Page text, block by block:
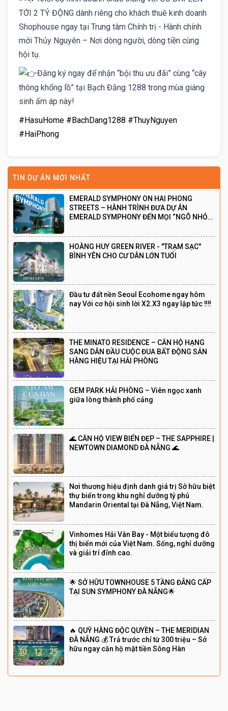
TỚI 2 TỶ ĐỘNG dành riêng cho khách thuê kinh doanh
Shophouse ngay tại Trung tâm Chính trị - Hành chính
mới Thủy Nguyên – Nơi dòng người, dòng tiền cùng
hội tụ.
Đăng ký ngay để nhận “bội thu ưu đãi” cùng “cây
thông khổng lồ” tại Bạch Đằng 1288 trong mùa giáng
sinh ấm áp này!
#HasuHome #BachDang1288 #ThuyNguyen
#HaiPhong
TIN DỰ ÁN MỚI NHẤT
EMERALD SYMPHONY ON HAI PHONG
STREETS – HÀNH TRÌNH ĐƯA DỰ ÁN
EMERALD SYMPHONY ĐẾN MỌI “NGÕ NHỎ”
HOÀNG HUY GREEN RIVER - "TRẠM SẠC"
BÌNH YÊN CHO CƯ DÂN LỚN TUỔI
Đầu tư đất nền Seoul Ecohome ngay hôm
nay Với cơ hội sinh lời X2.X3 ngay lập tức ‼️‼️
THE MINATO RESIDENCE – CĂN HỘ HẠNG
SANG DẪN ĐẦU CUỘC ĐUA BẤT ĐỘNG SẢN
HÀNG HIỆU TẠI HẢI PHÒNG
GEM PARK HẢI PHÒNG – Viên ngọc xanh
giữa lòng thành phố cảng
🌊 CĂN HỘ VIEW BIỂN ĐẸP – THE SAPPHIRE |
NEWTOWN DIAMOND ĐÀ NẴNG 🌊
Nơi thương hiệu định danh giá trị Sở hữu biệt
thự biển trong khu nghỉ dưỡng tỷ phú
Mandarin Oriental tại Đà Nẵng, Việt Nam.
Vinhomes Hải Vân Bay - Một biểu tượng đô
thị biển mới của Việt Nam. Sống, nghỉ dưỡng
và giải trí đỉnh cao.
🌟 SỞ HỮU TOWNHOUSE 5 TẦNG ĐẲNG CẤP
TẠI SUN SYMPHONY ĐÀ NẴNG🌟
🔥 QUỸ HÀNG ĐỘC QUYỀN – THE MERIDIAN
ĐÀ NẴNG 💰 Trả trước chỉ từ 300 triệu – Sở
hữu ngay căn hộ mặt tiền Sông Hàn